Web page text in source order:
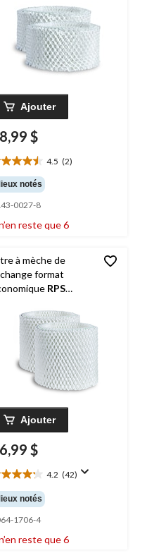
Ajouter
$
4.5 (2)
notés
0027-8
reste que 6
à mèche de
format
RPS
humidificateurs
blanc, paq.
Ajouter
$
4.2 (42)
notés
1706-4
reste que 6